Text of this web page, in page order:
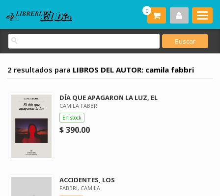
0
2 resultados para LIBROS DEL AUTOR: camila fabbri
DÍA QUE APAGARON LA LUZ, EL
CAMILA FABBRI
En stock
$ 390.00
ACCIDENTES, LOS
FABBRI, CAMILA